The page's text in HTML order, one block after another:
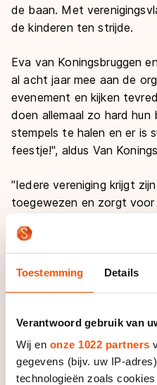
Toestemming Details
Verantwoord gebruik van
Wij en onze 1022 partners
gegevens (bijv. uw IP-
technologieën zoals
de baan. Met
de kinderen ten strijde.
Eva van Koningsbruggen
al acht jaar mee aan de
evenement en kijken
doen allemaal zo hard
stempels te halen en er is
feestje!", aldus Van
"Iedere vereniging krijgt
toegewezen en zorgt voor
vervolgt ze. Die stukken
verenigingen voorzien van
torens en andere
af en toe een beetje te
iemand die bijvoorbeeld
voegt Van Rijn daaraan
Drie keer per jaar komt de
verenigingen samen voor